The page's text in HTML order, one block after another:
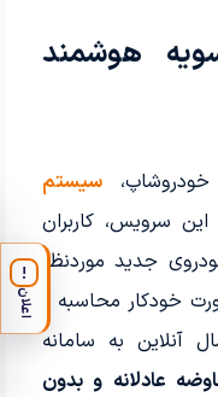
هوشمند
خودروشاپ،سیستم
سرویس، کاربران
جدید موردنظر
خودکار محاسبه و
آنلاین به سامانه
عادلانه و بدون
!
اعلان